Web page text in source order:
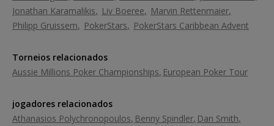
Jonathan Karamalikis
Liv Boeree
Marvin Rettenmaier
Philipp Gruissem
PokerStars PokerStars Caribbean Advent
Torneios relacionados
Aussie Millions Poker Championships European Poker Tour
jogadores relacionados
Athanasios Polychronopoulos Benny Spindler Dan Smith